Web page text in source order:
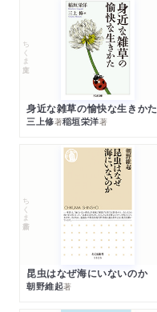
ちくま文庫
身近な雑草の愉快な生きかた
三上修著稲垣栄洋著
ちくま新書
昆虫はなぜ海にいないのか
朝野維起著